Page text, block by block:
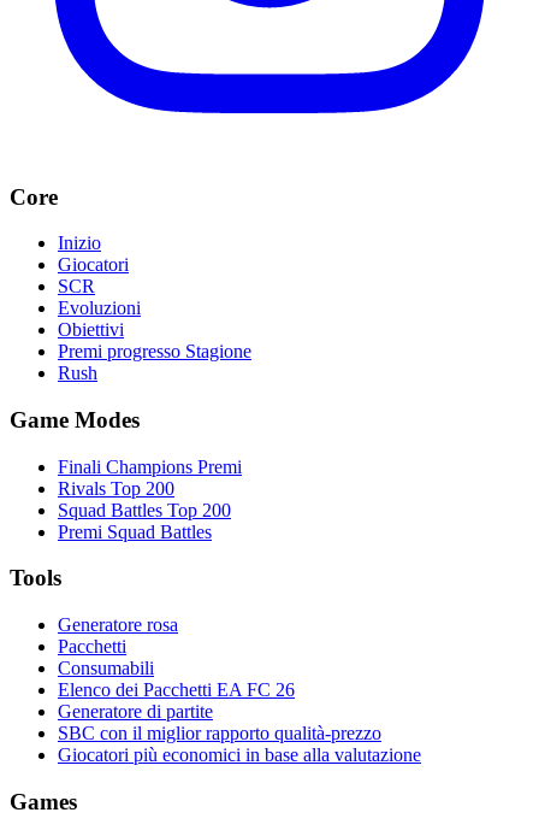
Core
Inizio
Giocatori
SCR
Evoluzioni
Obiettivi
Premi progresso Stagione
Rush
Game Modes
Finali Champions Premi
Rivals Top 200
Squad Battles Top 200
Premi Squad Battles
Tools
Generatore rosa
Pacchetti
Consumabili
Elenco dei Pacchetti EA FC 26
Generatore di partite
SBC con il miglior rapporto qualità-prezzo
Giocatori più economici in base alla valutazione
Games